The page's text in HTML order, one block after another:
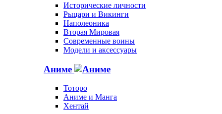
Исторические личности
Рыцари и Викинги
Наполеоника
Вторая Мировая
Современные воины
Модели и аксессуары
Аниме
Тоторо
Аниме и Манга
Хентай